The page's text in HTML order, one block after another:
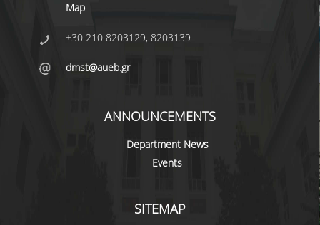
EXTERNAL EVALUATION
QUALITY ASSURANCE UNIT
RESEARCH ACTIVITIES
RESEARCH LABORATORIES
Map
+30 210 8203129, 8203139
dmst@aueb.gr
ANNOUNCEMENTS
Department News
Events
SITEMAP